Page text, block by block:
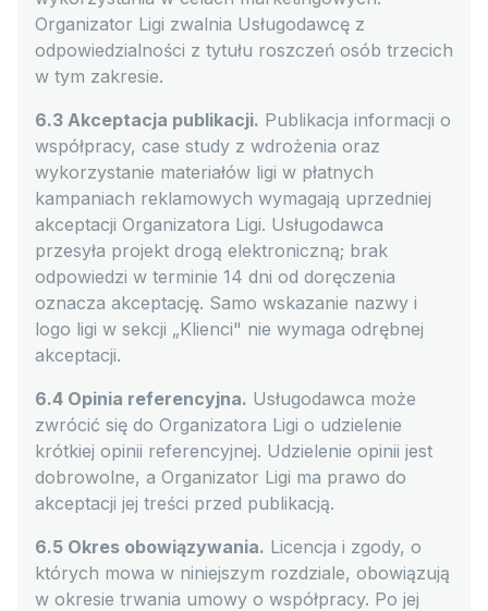
Organizator Ligi zwalnia Usługodawcę z
odpowiedzialności z tytułu roszczeń osób trzecich
w tym zakresie.
6.3 Akceptacja publikacji. Publikacja informacji o
współpracy, case study z wdrożenia oraz
wykorzystanie materiałów ligi w płatnych
kampaniach reklamowych wymagają uprzedniej
akceptacji Organizatora Ligi. Usługodawca
przesyła projekt drogą elektroniczną; brak
odpowiedzi w terminie 14 dni od doręczenia
oznacza akceptację. Samo wskazanie nazwy i
logo ligi w sekcji „Klienci" nie wymaga odrębnej
akceptacji.
6.4 Opinia referencyjna. Usługodawca może
zwrócić się do Organizatora Ligi o udzielenie
krótkiej opinii referencyjnej. Udzielenie opinii jest
dobrowolne, a Organizator Ligi ma prawo do
akceptacji jej treści przed publikacją.
6.5 Okres obowiązywania. Licencja i zgody, o
których mowa w niniejszym rozdziale, obowiązują
w okresie trwania umowy o współpracy. Po jej